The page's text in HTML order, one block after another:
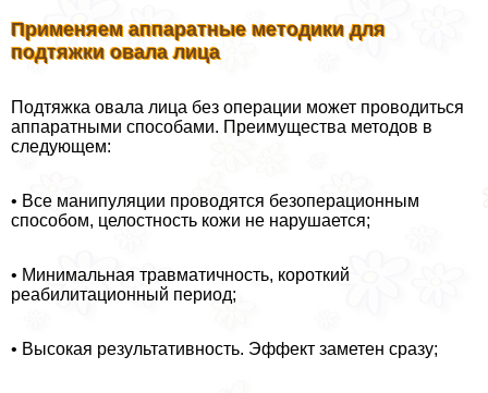
Применяем аппаратные методики для
подтяжки овала лица
Подтяжка овала лица без операции может проводиться
аппаратными способами. Преимущества методов в
следующем:
• Все манипуляции проводятся безоперационным
способом, целостность кожи не нарушается;
• Минимальная травматичность, короткий
реабилитационный период;
• Высокая результативность. Эффект заметен сразу;